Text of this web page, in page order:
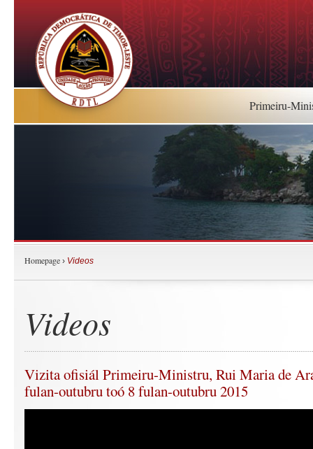
Primeiru-
Homepage › Videos
Videos
Vizita ofisiál Primeiru-Ministru, Rui Maria de
fulan-outubru toó 8 fulan-outubru 2015